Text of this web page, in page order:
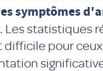
symptômes
Les statistiques
pour